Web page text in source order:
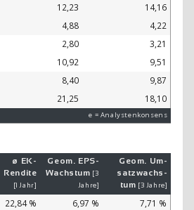
12,23
14,16
4,88
4,22
2,80
3,21
10,92
9,51
8,40
9,87
21,25 18,10
e = Analystenkonsens
ø EK-
Ren­di­te
[1 Jahr]
Geom. EPS-
Wachs­tum [3
Jahre]
Geom. Um­
satz­wachs­
tum [3 Jahre]
22,84 % 6,97 %
7,71 %